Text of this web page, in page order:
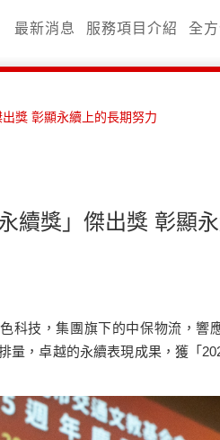
最新消息 服務項目介紹 全
獎 彰顯永續上的長期努力
續獎」傑出獎 彰顯
科技，集團旗下的中保物流，
量，卓越的永續表現成果，獲「